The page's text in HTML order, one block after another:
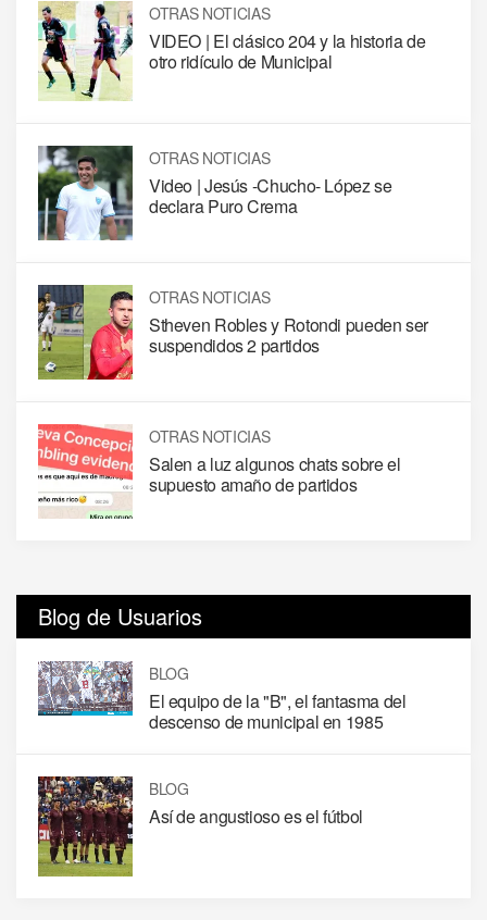
OTRAS NOTICIAS
VIDEO | El clásico 204 y la historia de
otro ridículo de Municipal
OTRAS NOTICIAS
Video | Jesús -Chucho- López se
declara Puro Crema
OTRAS NOTICIAS
Stheven Robles y Rotondi pueden ser
suspendidos 2 partidos
OTRAS NOTICIAS
Salen a luz algunos chats sobre el
supuesto amaño de partidos
Blog de Usuarios
BLOG
El equipo de la "B", el fantasma del
descenso de municipal en 1985
BLOG
Así de angustioso es el fútbol